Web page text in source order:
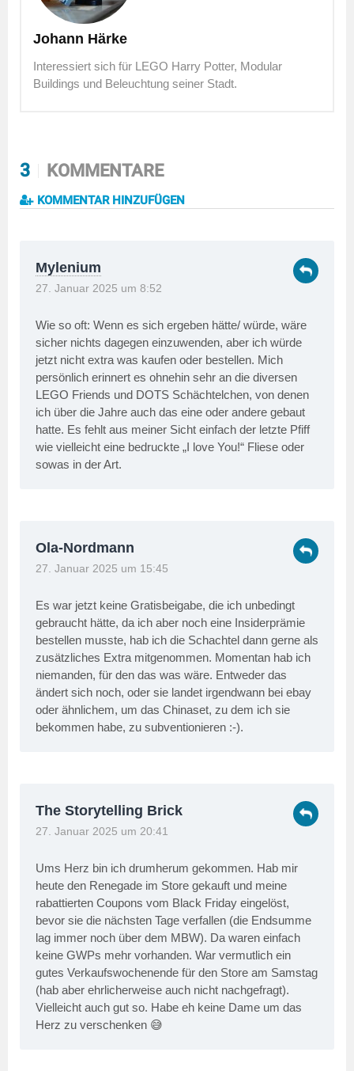
Johann Härke
Interessiert sich für LEGO Harry Potter, Modular
Buildings und Beleuchtung seiner Stadt.
3 KOMMENTARE
KOMMENTAR HINZUFÜGEN
Mylenium
27. Januar 2025 um 8:52
Wie so oft: Wenn es sich ergeben hätte/ würde, wäre
sicher nichts dagegen einzuwenden, aber ich würde
jetzt nicht extra was kaufen oder bestellen. Mich
persönlich erinnert es ohnehin sehr an die diversen
LEGO Friends und DOTS Schächtelchen, von denen
ich über die Jahre auch das eine oder andere gebaut
hatte. Es fehlt aus meiner Sicht einfach der letzte Pfiff
wie vielleicht eine bedruckte „I love You!“ Fliese oder
sowas in der Art.
Ola-Nordmann
27. Januar 2025 um 15:45
Es war jetzt keine Gratisbeigabe, die ich unbedingt
gebraucht hätte, da ich aber noch eine Insiderprämie
bestellen musste, hab ich die Schachtel dann gerne als
zusätzliches Extra mitgenommen. Momentan hab ich
niemanden, für den das was wäre. Entweder das
ändert sich noch, oder sie landet irgendwann bei ebay
oder ähnlichem, um das Chinaset, zu dem ich sie
bekommen habe, zu subventionieren :-).
The Storytelling Brick
27. Januar 2025 um 20:41
Ums Herz bin ich drumherum gekommen. Hab mir
heute den Renegade im Store gekauft und meine
rabattierten Coupons vom Black Friday eingelöst,
bevor sie die nächsten Tage verfallen (die Endsumme
lag immer noch über dem MBW). Da waren einfach
keine GWPs mehr vorhanden. War vermutlich ein
gutes Verkaufswochenende für den Store am Samstag
(hab aber ehrlicherweise auch nicht nachgefragt).
Vielleicht auch gut so. Habe eh keine Dame um das
Herz zu verschenken 😅